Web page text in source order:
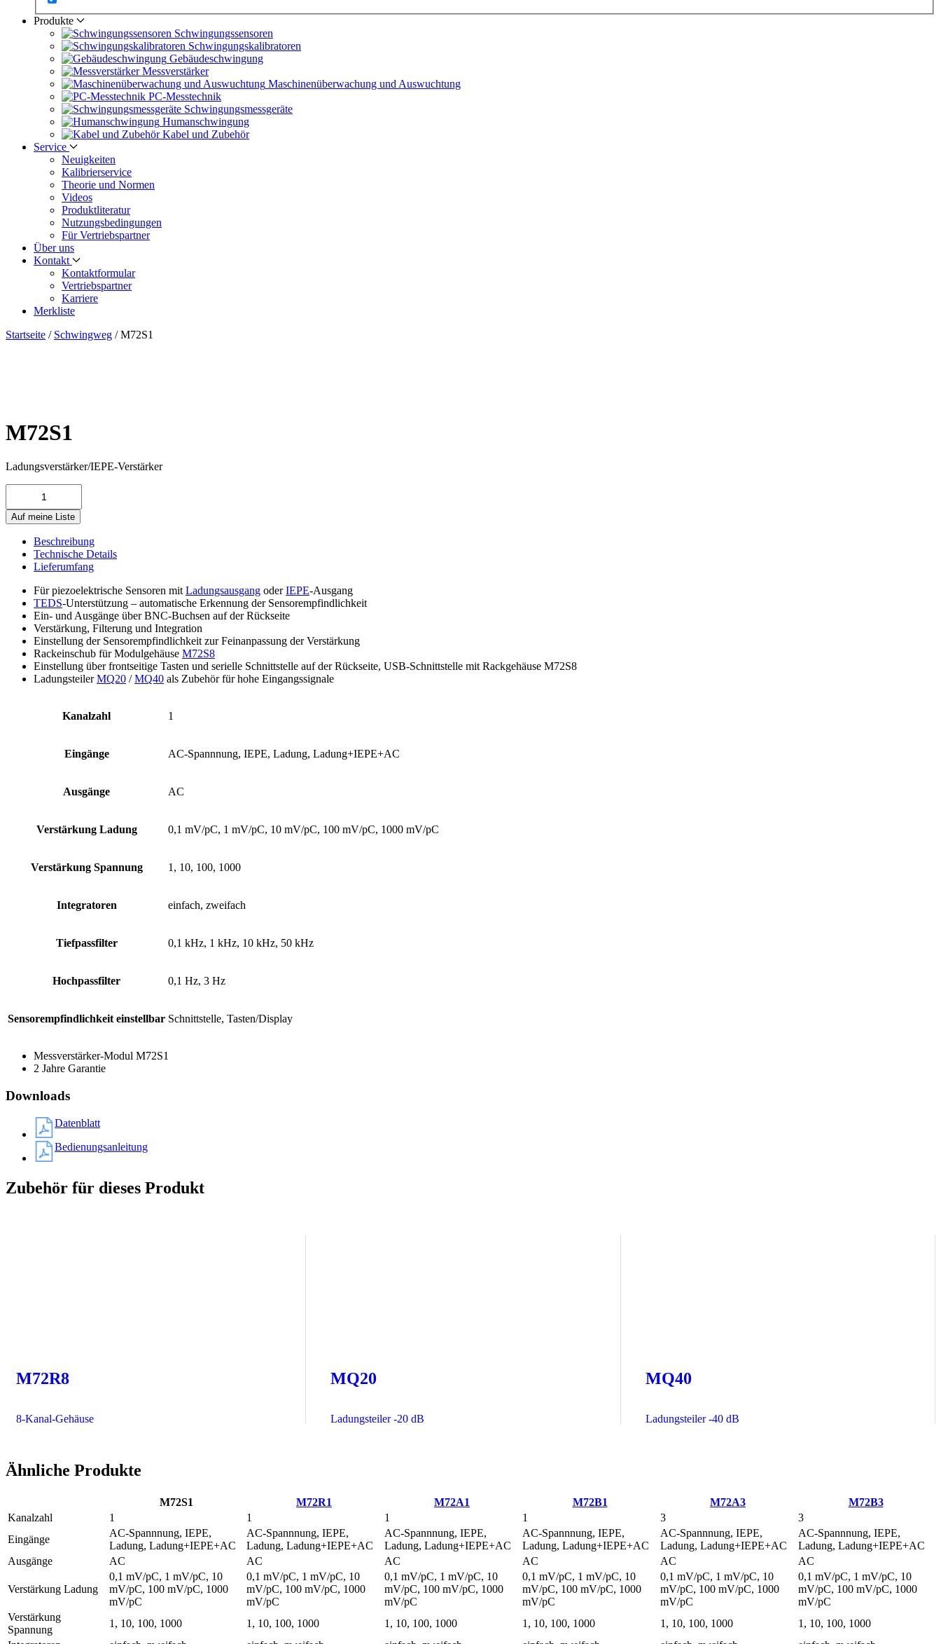
Produkte
Schwingungs­sensoren
Schwingungs­kalibratoren
Gebäude­schwingung
Messverstärker
Maschinen­überwachung und Auswuchtung
PC-Messtechnik
Schwingungs­messgeräte
Human­schwingung
Kabel und Zubehör
Service
Neuigkeiten
Kalibrier­service
Theorie und Normen
Videos
Produkt­literatur
Nutzungs­bedingungen
Für Vertriebs­partner
Über uns
Kontakt
Kontaktformular
Vertriebs­partner
Karriere
Merkliste
Startseite / Schwingweg /M72S1
M72S1
Ladungsverstärker/IEPE-Verstärker
Auf meine Liste
Beschreibung
Technische Details
Lieferumfang
Für piezoelektrische Sensoren mit Ladungsausgang oderIEPE-Ausgang
TEDS-Unterstützung – automatische Erkennung der Sensorempfindlichkeit
Ein- und Ausgänge über BNC-Buchsen auf der Rückseite
Verstärkung, Filterung und Integration
Einstellung der Sensorempfindlichkeit zur Feinanpassung der Verstärkung
Rackeinschub für Modulgehäuse M72S8
Einstellung über frontseitige Tasten und serielle Schnittstelle auf der Rückseite, USB-Schnittstelle mit Rackgehäuse M72S8
LadungsteilerMQ20 /MQ40 als Zubehör für hohe Eingangssignale
Kanalzahl 1
Eingänge AC-Spannnung, IEPE, Ladung, Ladung+IEPE+AC
Ausgänge AC
Verstärkung Ladung 0,1 mV/pC, 1 mV/pC, 10 mV/pC, 100 mV/pC, 1000 mV/pC
Verstärkung Spannung 1, 10, 100, 1000
Integratoren einfach, zweifach
Tiefpassfilter 0,1 kHz, 1 kHz, 10 kHz, 50 kHz
Hochpassfilter 0,1 Hz, 3 Hz
Sensorempfindlichkeit einstellbar Schnittstelle, Tasten/Display
Messverstärker-Modul M72S1
2 Jahre Garantie
Downloads
Datenblatt
Bedienungsanleitung
Zubehör für dieses Produkt
M72R8
8-Kanal-Gehäuse
MQ20
Ladungsteiler -20 dB
MQ40
Ladungsteiler -40 dB
Ähnliche Produkte
M72S1 M72R1 M72A1 M72B1 M72A3
M72B3
Kanalzahl
1 1 1 1 3
3
Eingänge
AC-Spannnung, IEPE,
Ladung, Ladung+IEPE+AC
AC-Spannnung, IEPE,
Ladung, Ladung+IEPE+AC
AC-Spannnung, IEPE,
Ladung, Ladung+IEPE+AC
AC-Spannnung, IEPE,
Ladung, Ladung+IEPE+AC
AC-Spannnung, IEPE,
Ladung, Ladung+IEPE+AC
AC-Spannnung, IEPE,
Ladung, Ladung+IEPE+AC
Ausgänge
AC AC AC AC AC AC
Verstärkung Ladung
0,1 mV/pC, 1 mV/pC, 10
mV/pC, 100 mV/pC, 1000
mV/pC
0,1 mV/pC, 1 mV/pC, 10
mV/pC, 100 mV/pC, 1000
mV/pC
0,1 mV/pC, 1 mV/pC, 10
mV/pC, 100 mV/pC, 1000
mV/pC
0,1 mV/pC, 1 mV/pC, 10
mV/pC, 100 mV/pC, 1000
mV/pC
0,1 mV/pC, 1 mV/pC, 10
mV/pC, 100 mV/pC, 1000
mV/pC
0,1 mV/pC, 1 mV/pC, 10
mV/pC, 100 mV/pC, 1000
mV/pC
Verstärkung
Spannung
1, 10, 100, 1000 1, 10, 100, 1000 1, 10, 100, 1000 1, 10, 100, 1000 1, 10, 100, 1000
1, 10, 100, 1000